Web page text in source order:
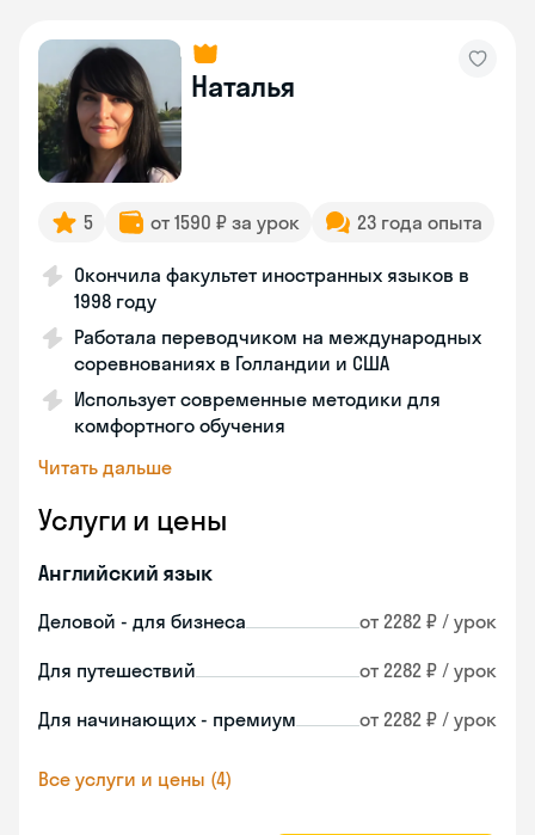
Наталья
5 от 1590 ₽ за урок 23 года опыта
Окончила факультет иностранных языков в
1998 году
Работала переводчиком на международных
соревнованиях в Голландии и США
Использует современные методики для
комфортного обучения
Читать дальше
Услуги и цены
Английский язык
Деловой - для бизнеса от 2282 ₽ / урок
Для путешествий от 2282 ₽ / урок
Для начинающих - премиум от 2282 ₽ / урок
Все услуги и цены (4)